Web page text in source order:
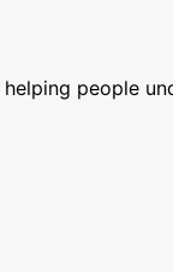
people